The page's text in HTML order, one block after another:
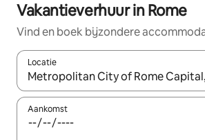
Vakantieverhuur in Rome
Vind en boek bijzondere
Locatie
Wanneer er suggesties beschikbaar
Aankomst